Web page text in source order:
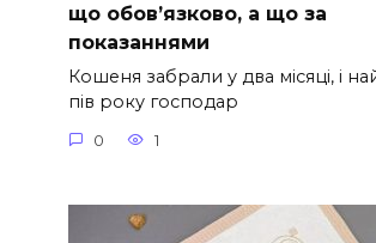
що обов’язково, а що за
показаннями
Кошеня забрали у два місяці, і
пів року господар
0 1